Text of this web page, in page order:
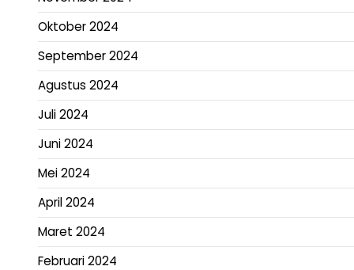
Oktober 2024
September 2024
Agustus 2024
Juli 2024
Juni 2024
Mei 2024
April 2024
Maret 2024
Februari 2024